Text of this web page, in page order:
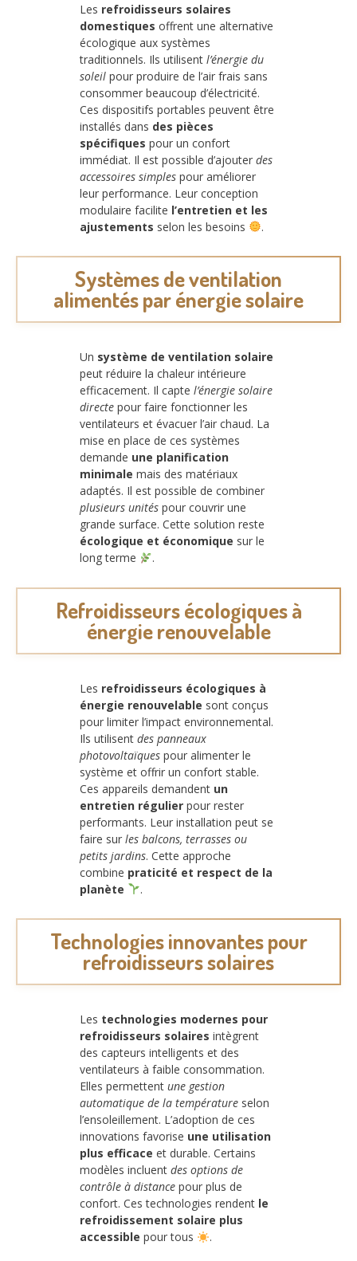
Les refroidisseurs solaires
domestiques offrent une alternative
écologique aux systèmes
traditionnels. Ils utilisent l’énergie du
soleil pour produire de l’air frais sans
consommer beaucoup d’électricité.
Ces dispositifs portables peuvent être
installés dans des pièces
spécifiques pour un confort
immédiat. Il est possible d’ajouter des
accessoires simples pour améliorer
leur performance. Leur conception
modulaire facilite l’entretien et les
ajustements selon les besoins .
Systèmes de ventilation
alimentés par énergie solaire
Un système de ventilation solaire
peut réduire la chaleur intérieure
efficacement. Il capte l’énergie solaire
directe pour faire fonctionner les
ventilateurs et évacuer l’air chaud. La
mise en place de ces systèmes
demande une planification
minimale mais des matériaux
adaptés. Il est possible de combiner
plusieurs unités pour couvrir une
grande surface. Cette solution reste
écologique et économique sur le
long terme
.
Refroidisseurs écologiques à
énergie renouvelable
Les refroidisseurs écologiques à
énergie renouvelable sont conçus
pour limiter l’impact environnemental.
Ils utilisent des panneaux
photovoltaïques pour alimenter le
système et offrir un confort stable.
Ces appareils demandent un
entretien régulier pour rester
performants. Leur installation peut se
faire sur les balcons, terrasses ou
petits jardins. Cette approche
combine praticité et respect de la
planète
.
Technologies innovantes pour
refroidisseurs solaires
Les technologies modernes pour
refroidisseurs solaires intègrent
des capteurs intelligents et des
ventilateurs à faible consommation.
Elles permettent une gestion
automatique de la température selon
l’ensoleillement. L’adoption de ces
innovations favorise une utilisation
plus efficace et durable. Certains
modèles incluent des options de
contrôle à distance pour plus de
confort. Ces technologies rendent le
refroidissement solaire plus
accessible pour tous .